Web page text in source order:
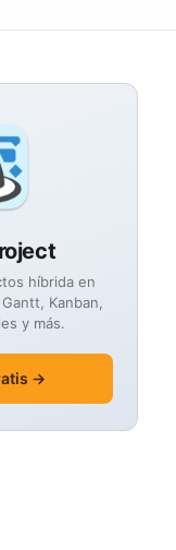
híbrida en
Kanban,
y más.
→